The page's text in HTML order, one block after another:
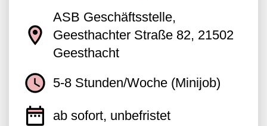
ASB Geschäftsstelle,
Geesthachter Straße 82, 21502
Geesthacht
5-8 Stunden/Woche (Minijob)
ab sofort, unbefristet